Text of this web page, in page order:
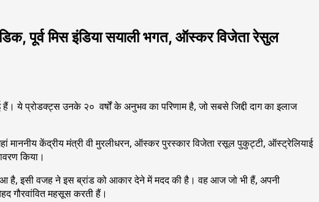
पूर्व मिस इंडिया सयाली भगत, ऑस्कर विजेता रेसुल
ये प्रोडक्ट्स उनके २० वर्षों के अनुभव का परिणाम है, जो सबसे जिद्दी दाग का इलाज
माननीय केंद्रीय मंत्री वी मुरलीधरन, ऑस्कर पुरस्कार विजेता रसूल पुकुट्टी, ऑस्ट्रेलियाई
किया।
है, इसी वजह ने इस ब्रांड को आकार देने में मदद की है। वह आज जो भी हैं, अपनी
गौरवांवित महसूस करती हैं।